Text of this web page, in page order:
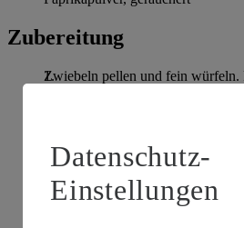
Zubereitung
Zwiebeln pellen und fein würfeln.
Rapsöl in einem großen Topf
und von allen Seiten scharf
mit anbraten. Paprikamark
vermengen. Mit Rinderfond
Datenschutz-
Einstellungen